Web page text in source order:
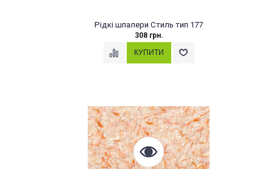
Рідкі шпалери Стиль тип 177
308 грн.